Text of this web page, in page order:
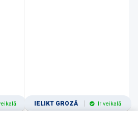
IELIKT GROZĀ Ir veikalā